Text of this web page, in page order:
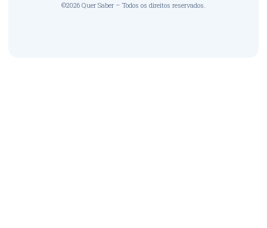
©2026 Quer Saber – Todos os direitos reservados.